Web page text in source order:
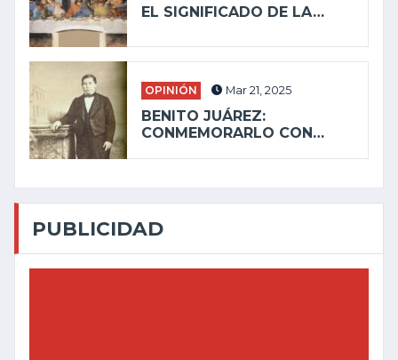
EL SIGNIFICADO DE LA…
OPINIÓN Mar 21, 2025
BENITO JUÁREZ:
CONMEMORARLO CON…
PUBLICIDAD